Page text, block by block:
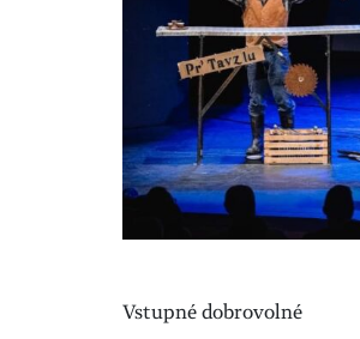
Vstupné dobrovolné